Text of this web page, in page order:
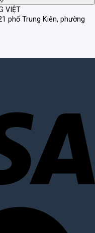
VIỆT
phố Trung Kiên, phường